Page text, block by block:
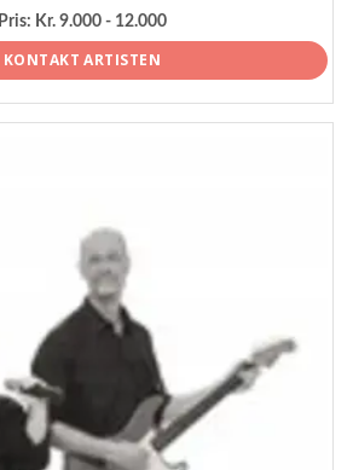
Pris: Kr. 9.000 - 12.000
KONTAKT ARTISTEN